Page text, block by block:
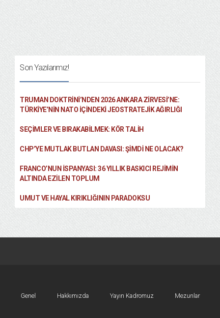
Son Yazılarımız!
TRUMAN DOKTRINI’NDEN 2026 ANKARA ZIRVESI’NE:
TÜRKIYE’NIN NATO İÇINDEKI JEOSTRATEJIK AĞIRLIĞI
SEÇIMLER VE BIRAKABILMEK: KÖR TALIH
CHP’YE MUTLAK BUTLAN DAVASI: ŞİMDİ NE OLACAK?
FRANCO’NUN İSPANYASI: 36 YILLIK BASKICI REJIMIN
ALTINDA EZILEN TOPLUM
UMUT VE HAYAL KIRIKLIĞININ PARADOKSU
Genel Hakkımızda Yayın Kadromuz Mezunlar